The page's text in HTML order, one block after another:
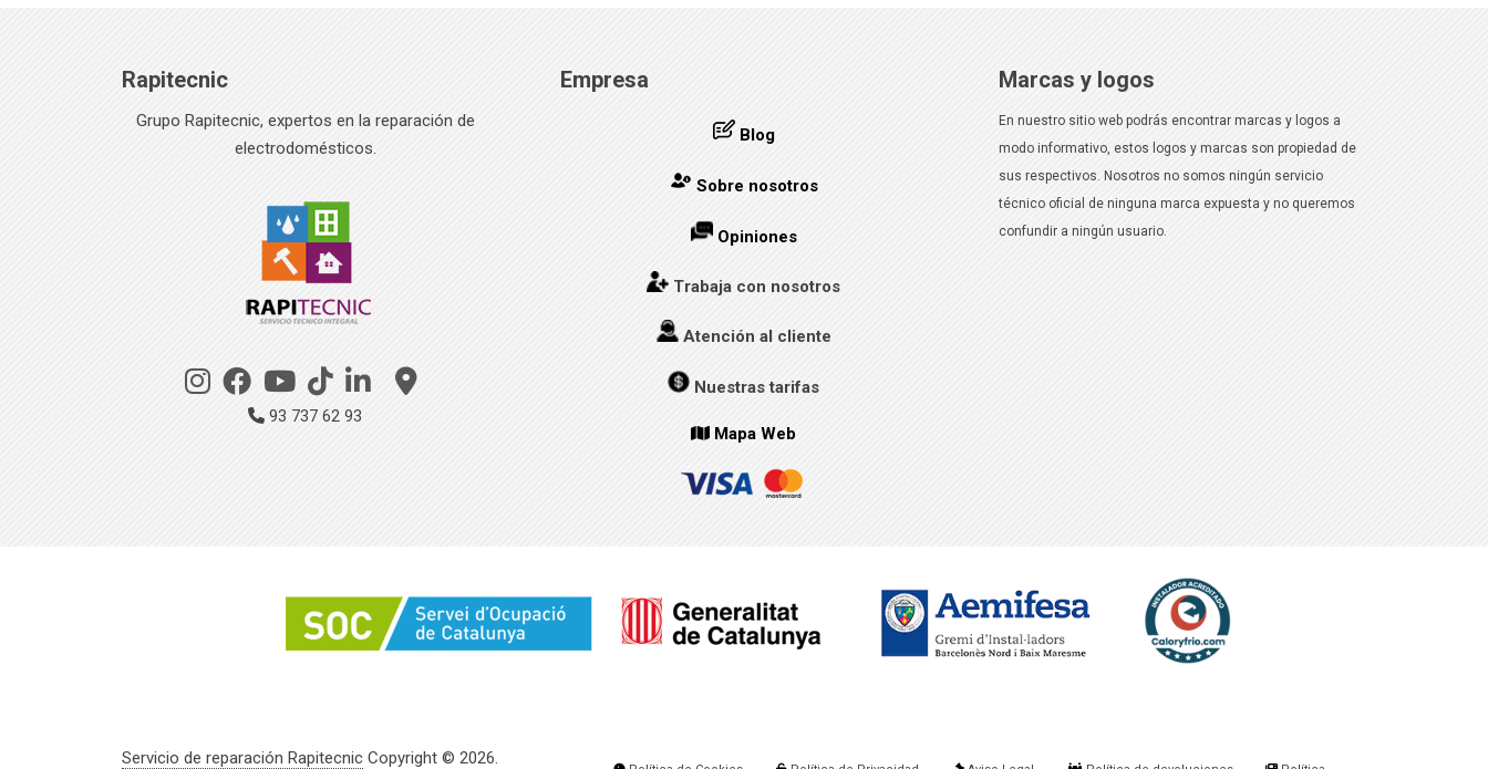
Rapitecnic
Grupo Rapitecnic, expertos en la reparación de
electrodomésticos.
93 737 62 93
Empresa
Blog
Sobre nosotros
Opiniones
Trabaja con nosotros
Atención al cliente
Nuestras tarifas
Mapa Web
Marcas y logos
En nuestro sitio web podrás encontrar marcas y logos a
modo informativo, estos logos y marcas son propiedad de
sus respectivos. Nosotros no somos ningún servicio
técnico oficial de ninguna marca expuesta y no queremos
confundir a ningún usuario.
Servicio de reparación Rapitecnic Copyright © 2026.